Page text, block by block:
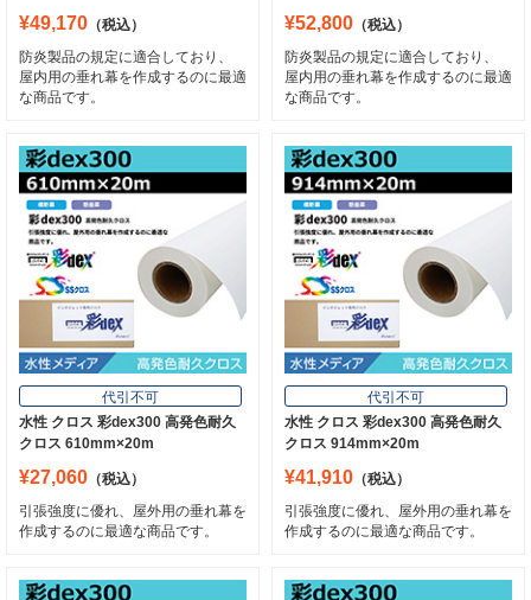
¥49,170 （税込）
防炎製品の規定に適合しており、
屋内用の垂れ幕を作成するのに最適
な商品です。
¥52,800 （税込）
防炎製品の規定に適合しており、
屋内用の垂れ幕を作成するのに最適
な商品です。
代引不可
水性 クロス 彩dex300 高発色耐久
クロス 610mm×20m
¥27,060 （税込）
引張強度に優れ、屋外用の垂れ幕を
作成するのに最適な商品です。
代引不可
水性 クロス 彩dex300 高発色耐久
クロス 914mm×20m
¥41,910 （税込）
引張強度に優れ、屋外用の垂れ幕を
作成するのに最適な商品です。